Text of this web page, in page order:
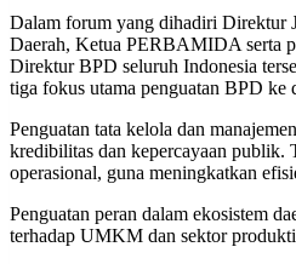
Dalam forum yang dihadiri Direktur
Daerah, Ketua PERBAMIDA serta
Direktur BPD seluruh Indonesia
tiga fokus utama penguatan BPD ke
Penguatan tata kelola dan
kredibilitas dan kepercayaan publik.
operasional, guna meningkatkan
Penguatan peran dalam ekosistem
terhadap UMKM dan sektor